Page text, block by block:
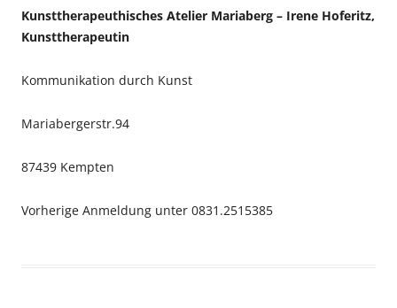
Kunsttherapeuthisches Atelier Mariaberg – Irene Hoferitz,
Kunsttherapeutin
Kommunikation durch Kunst
Mariabergerstr.94
87439 Kempten
Vorherige Anmeldung unter 0831.2515385